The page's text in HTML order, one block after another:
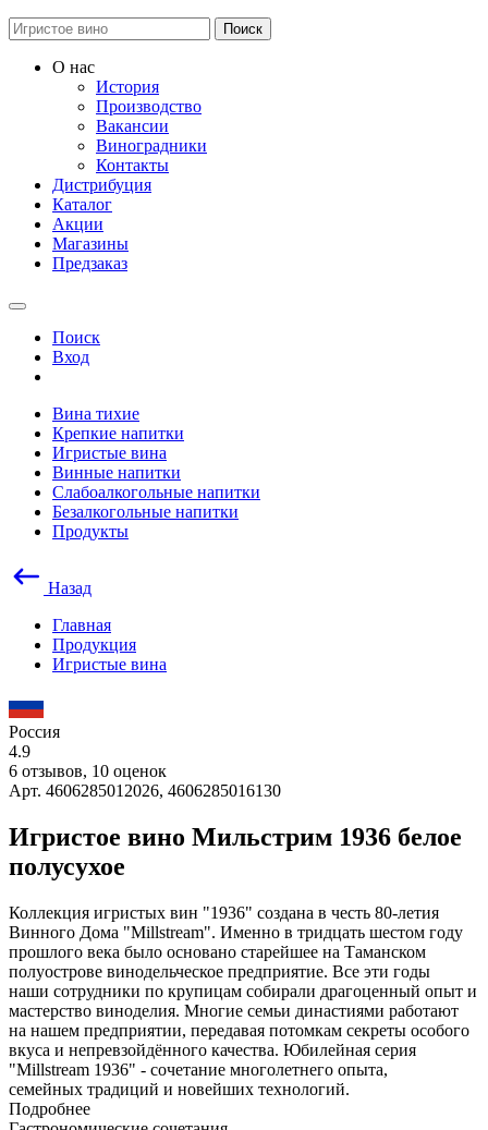
Поиск
О нас
История
Производство
Вакансии
Виноградники
Контакты
Дистрибуция
Каталог
Акции
Магазины
Предзаказ
Поиск
Вход
Вина тихие
Крепкие напитки
Игристые вина
Винные напитки
Слабоалкогольные напитки
Безалкогольные напитки
Продукты
Назад
Главная
Продукция
Игристые вина
Россия
4.9
6 отзывов, 10 оценок
Арт. 4606285012026, 4606285016130
Игристое вино Мильстрим 1936 белое
полусухое
Коллекция игристых вин "1936" создана в честь 80-летия
Винного Дома "Millstream". Именно в тридцать шестом году
прошлого века было основано старейшее на Таманском
полуострове винодельческое предприятие. Все эти годы
наши сотрудники по крупицам собирали драгоценный опыт и
мастерство виноделия. Многие семьи династиями работают
на нашем предприятии, передавая потомкам секреты особого
вкуса и непревзойдённого качества. Юбилейная серия
"Millstream 1936" - сочетание многолетнего опыта,
семейных традиций и новейших технологий.
Подробнее